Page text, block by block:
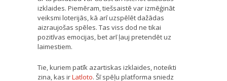
izklaides. Piemēram, tiešsaistē var izmēģināt
veiksmi loterijās, kā arī uzspēlēt dažādas
aizraujošas spēles. Tas viss dod ne tikai
pozitīvas emocijas, bet arī ļauj pretendēt uz
laimestiem.
Tie, kuriem patīk azartiskas izklaides, noteikti
zina, kas irLatloto. Šī spēļu platforma sniedz